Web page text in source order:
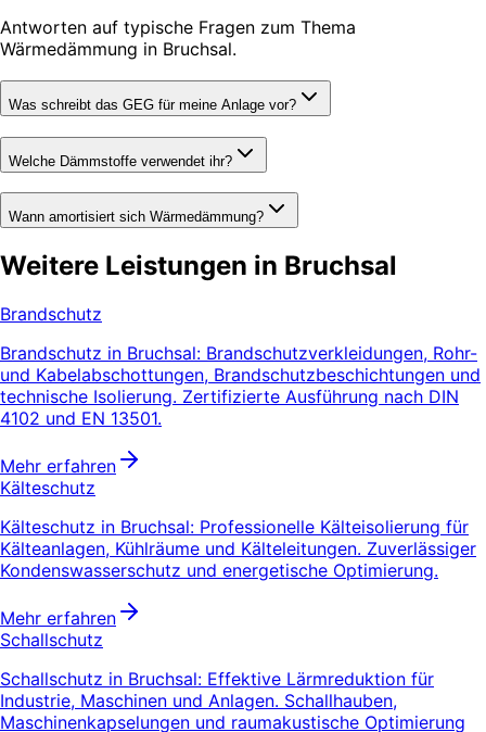
Antworten auf typische Fragen zum Thema
Wärmedämmung in Bruchsal.
Was schreibt das GEG für meine Anlage vor?
Welche Dämmstoffe verwendet ihr?
Wann amortisiert sich Wärmedämmung?
Weitere Leistungen in Bruchsal
Brandschutz
Brandschutz in Bruchsal: Brandschutzverkleidungen, Rohr-
und Kabelabschottungen, Brandschutzbeschichtungen und
technische Isolierung. Zertifizierte Ausführung nach DIN
4102 und EN 13501.
Mehr erfahren
Kälteschutz
Kälteschutz in Bruchsal: Professionelle Kälteisolierung für
Kälteanlagen, Kühlräume und Kälteleitungen. Zuverlässiger
Kondenswasserschutz und energetische Optimierung.
Mehr erfahren
Schallschutz
Schallschutz in Bruchsal: Effektive Lärmreduktion für
Industrie, Maschinen und Anlagen. Schallhauben,
Maschinenkapselungen und raumakustische Optimierung